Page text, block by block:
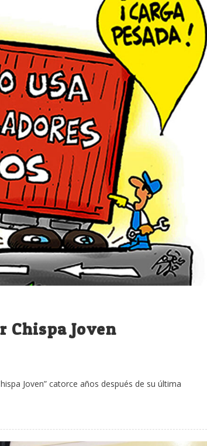
Chispa Joven
Joven” catorce años después de su última